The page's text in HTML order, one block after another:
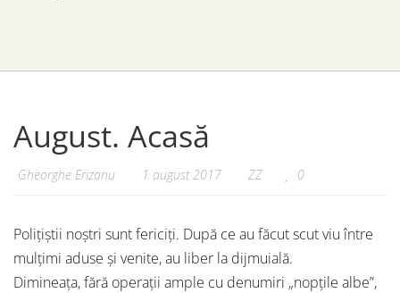
August. Acasă
Gheorghe Erizanu 1 august 2017 ZZ 0
Polițiștii noștri sunt fericiți. După ce au făcut scut viu între
mulțimi aduse și venite, au liber la dijmuială.
Dimineața, fără operații ample cu denumiri „nopțile albe”,